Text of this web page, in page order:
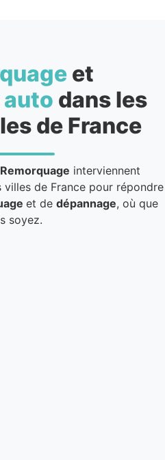
et
auto dans les
de France
interviennent
de France pour répondre
et de dépannage, où que
soyez.